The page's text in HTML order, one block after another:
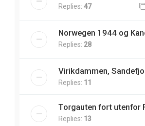
Replies: 47
Norwegen 1944 og
Replies: 28
Virikdammen,
Replies: 11
Torgauten fort utenfor
Replies: 13